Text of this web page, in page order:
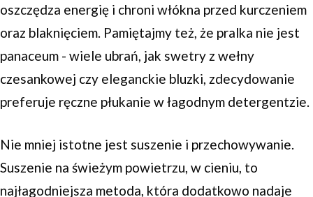
oszczędza energię i chroni włókna przed kurczeniem
oraz blaknięciem. Pamiętajmy też, że pralka nie jest
panaceum - wiele ubrań, jak swetry z wełny
czesankowej czy eleganckie bluzki, zdecydowanie
preferuje ręczne płukanie w łagodnym detergentzie.
Nie mniej istotne jest suszenie i przechowywanie.
Suszenie na świeżym powietrzu, w cieniu, to
najłagodniejsza metoda, która dodatkowo nadaje